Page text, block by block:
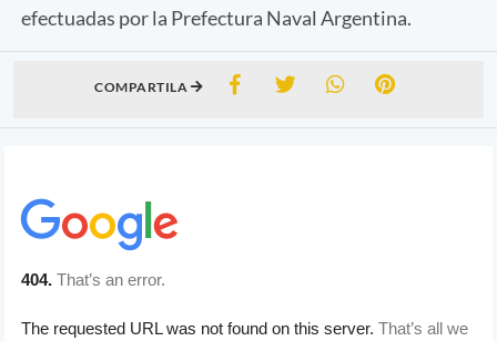
efectuadas por la Prefectura Naval Argentina.
COMPARTILA